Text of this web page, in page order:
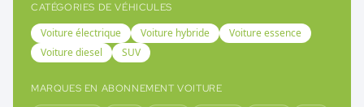
CATÉGORIES DE VÉHICULES
Voiture électrique Voiture hybride
Voiture essence
Voiture diesel
SUV
MARQUES EN ABONNEMENT VOITURE